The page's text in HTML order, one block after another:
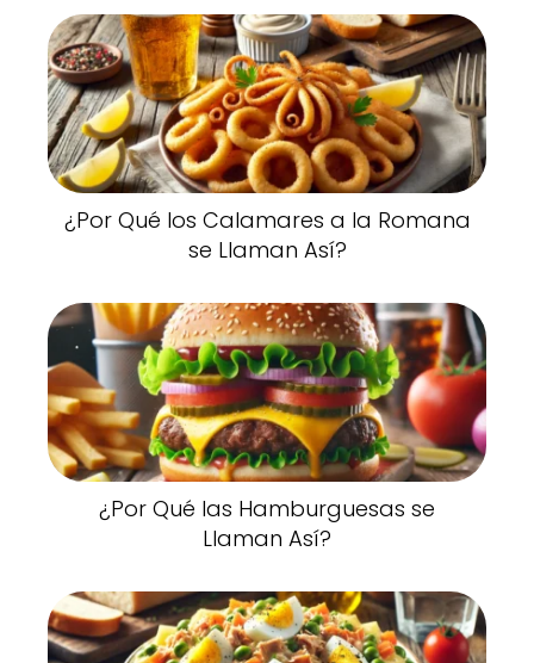
¿Por Qué los Calamares a la Romana
se Llaman Así?
¿Por Qué las Hamburguesas se
Llaman Así?